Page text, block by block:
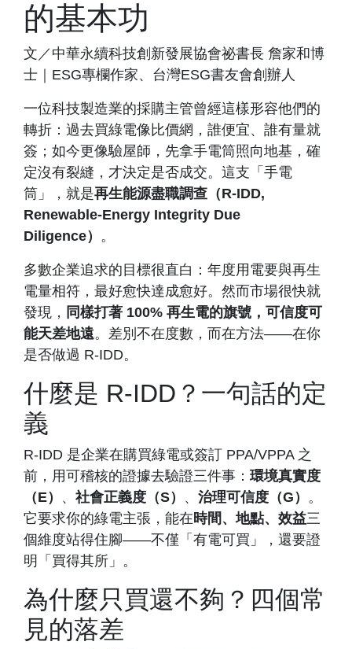
的基本功
文／中華永續科技創新發展協會祕書長 詹家和博
士｜ESG專欄作家、台灣ESG書友會創辦人
一位科技製造業的採購主管曾經這樣形容他們的
轉折：過去買綠電像比價網，誰便宜、誰有量就
簽；如今更像驗屋師，先拿手電筒照向地基，確
定沒有裂縫，才決定是否成交。這支「手電
筒」，就是再生能源盡職調查（R-IDD,
Renewable-Energy Integrity Due
Diligence） 。
多數企業追求的目標很直白：年度用電要與再生
電量相符，最好愈快達成愈好。然而市場很快就
發現， 同樣打著 100% 再生電的旗號，可信度可
能天差地遠。差別不在度數，而在方法——在你
是否做過 R-IDD。
什麼是 R-IDD？一句話的定
義
R-IDD 是企業在購買綠電或簽訂 PPA/VPPA 之
前，用可稽核的證據去驗證三件事： 環境真實度
（E） 、 社會正義度（S） 、 治理可信度（G） 。
它要求你的綠電主張，能在時間、地點、效益三
個維度站得住腳——不僅「有電可買」，還要證
明「買得其所」。
為什麼只買還不夠？四個常
見的落差